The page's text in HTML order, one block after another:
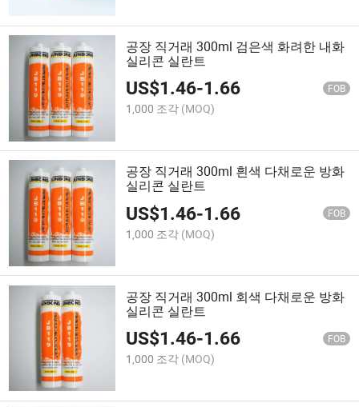
공장 직거래 300ml 검은색 화려한 내화
실리콘 실란트
US$1.46-1.66 FOB
1,000 조각 (MOQ)
공장 직거래 300ml 흰색 다채로운 방화
실리콘 실란트
US$1.46-1.66 FOB
1,000 조각 (MOQ)
공장 직거래 300ml 회색 다채로운 방화
실리콘 실란트
US$1.46-1.66 FOB
1,000 조각 (MOQ)